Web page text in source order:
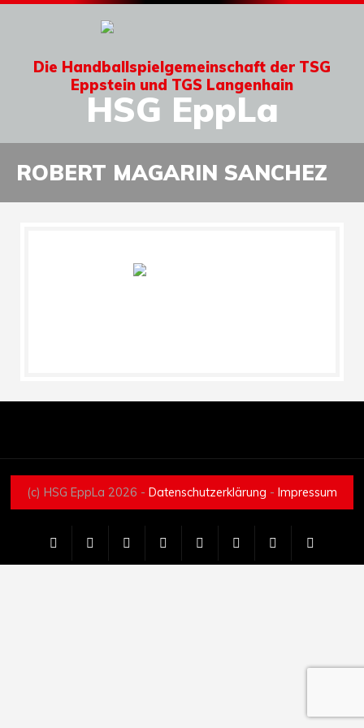
Die Handballspielgemeinschaft der TSG
Eppstein und TGS Langenhain
HSG EppLa
ROBERT MAGARIN SANCHEZ
(c) HSG EppLa 2026 - Datenschutzerklärung - Impressum